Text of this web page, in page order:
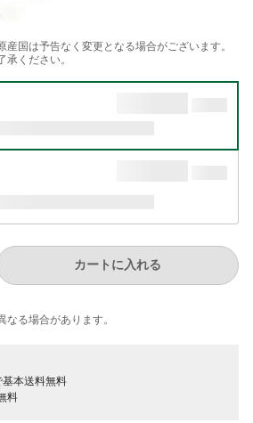
国は予告なく変更となる場合がございます。
ください。
カートに入れる
る​場合が​あります。
本送料無料
料